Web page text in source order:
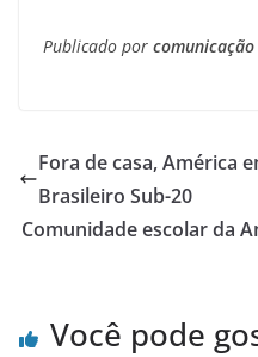
Publicado por comunicação
Fora de casa, América
Brasileiro Sub-20
Comunidade escolar da
Você pode